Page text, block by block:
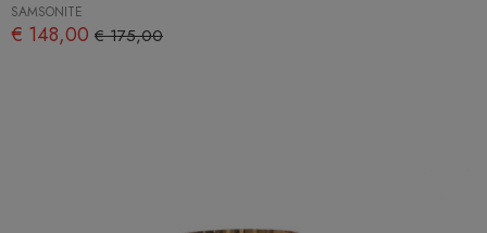
SAMSONITE
€ 148,00 € 175,00